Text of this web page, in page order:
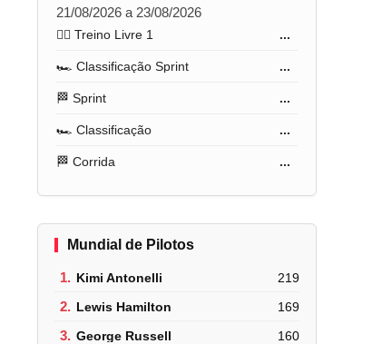
21/08/2026 a 23/08/2026
🏋️‍♂️ Treino Livre 1 ...
🏎️ Classificação Sprint ...
🏁 Sprint ...
🏎️ Classificação ...
🏁 Corrida ...
Mundial de Pilotos
1. Kimi Antonelli 219
2. Lewis Hamilton 169
3. George Russell 160